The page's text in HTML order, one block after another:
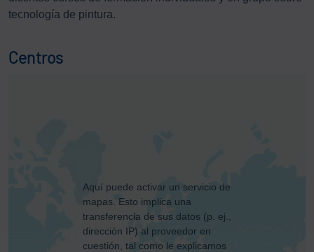
tecnología de pintura.
Centros
Aquí puede activar un servicio de
mapas. Esto implica una
transferencia de sus datos (p. ej.,
dirección IP) al proveedor en
cuestión, tal como le explicamos